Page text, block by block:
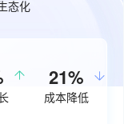
态化
27%
成本降低